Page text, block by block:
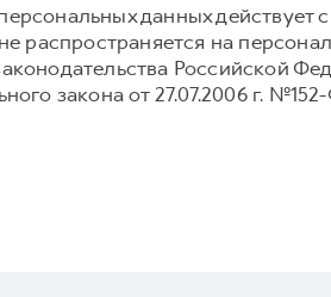
данных действует
распространяется на
Российской
закона от 27.07.2006 г.